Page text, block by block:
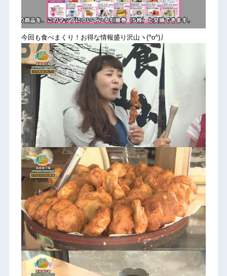
今回も食べまくり！お得な情報盛り沢山ヽ(^o^)丿